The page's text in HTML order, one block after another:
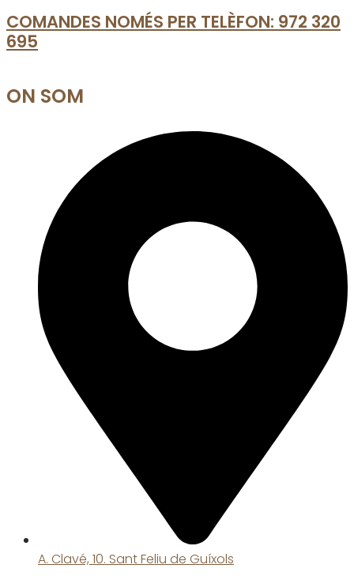
COMANDES NOMÉS PER TELÈFON: 972 320
695
ON SOM
A. Clavé, 10. Sant Feliu de Guíxols